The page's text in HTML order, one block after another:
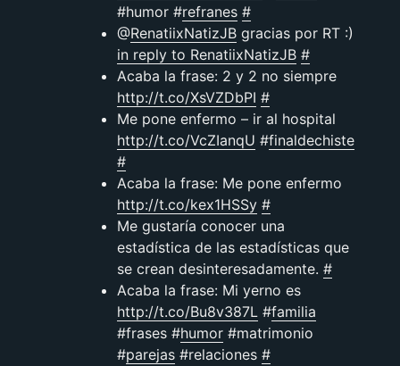
#humor #refranes #
@RenatiixNatizJBgracias por RT :)
in reply to RenatiixNatizJB #
Acaba la frase: 2 y 2 no siempre
http://t.co/XsVZDbPI #
Me pone enfermo – ir al hospital
http://t.co/VcZIanqU #finaldechiste
#
Acaba la frase: Me pone enfermo
http://t.co/kex1HSSy #
Me gustaría conocer una
estadística de las estadísticas que
se crean desinteresadamente. #
Acaba la frase: Mi yerno es
http://t.co/Bu8v387L#familia
#frases #humor#matrimonio
#parejas#relaciones #